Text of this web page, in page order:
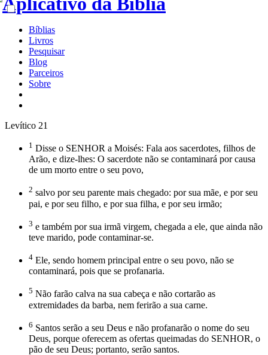
Bíblias
Livros
Pesquisar
Blog
Parceiros
Sobre
Levítico 21
1 Disse o SENHOR a Moisés: Fala aos sacerdotes, filhos de
Arão, e dize-lhes: O sacerdote não se contaminará por causa
de um morto entre o seu povo,
2 salvo por seu parente mais chegado: por sua mãe, e por seu
pai, e por seu filho, e por sua filha, e por seu irmão;
3 e também por sua irmã virgem, chegada a ele, que ainda não
teve marido, pode contaminar-se.
4 Ele, sendo homem principal entre o seu povo, não se
contaminará, pois que se profanaria.
5 Não farão calva na sua cabeça e não cortarão as
extremidades da barba, nem ferirão a sua carne.
6 Santos serão a seu Deus e não profanarão o nome do seu
Deus, porque oferecem as ofertas queimadas do SENHOR, o
pão de seu Deus; portanto, serão santos.